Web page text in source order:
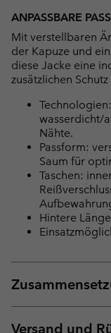
ANPASSBARE
Mit verstellbaren
der Kapuze und
diese Jacke eine
zusätzlichen
wasserdicht/
Nähte.
Passform:
Saum für
Taschen:
Hintere
Versand und